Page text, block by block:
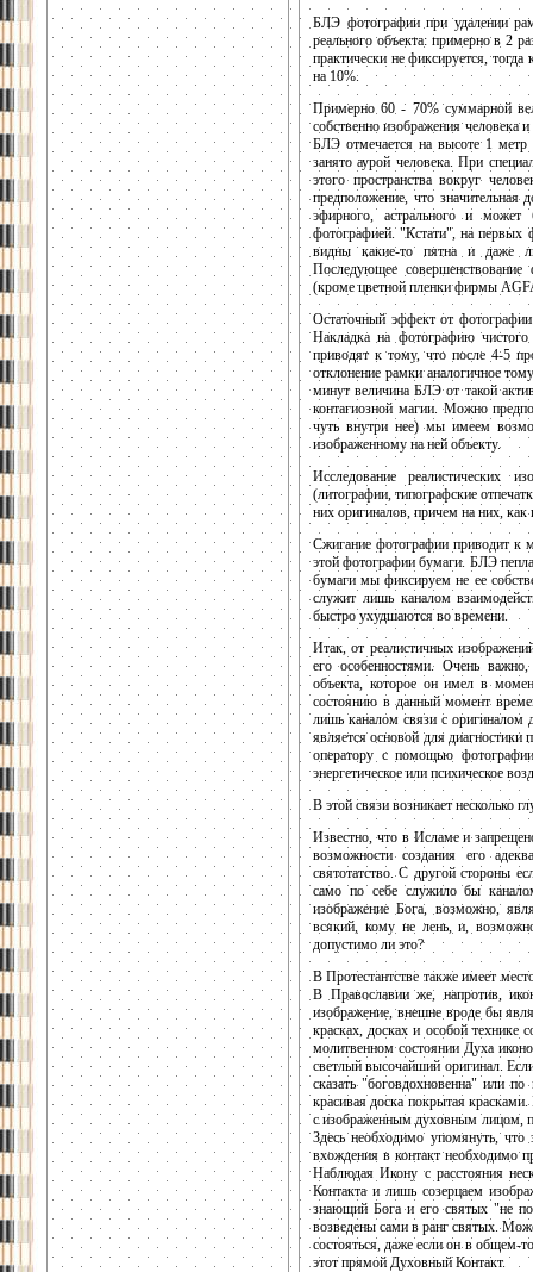
БЛЭ фотографии при удалении
реального объекта: примерно в 2
практически не фиксируется,
на 10%.
Примерно 60 - 70% суммарной
собственно изображения человека
БЛЭ отмечается на высоте 1 метр
занято аурой человека. При
этого пространства вокруг
предположение, что
эфирного, астрального и
фотографией. "Кстати", на
видны какие-то пятна и даже
Последующее совершенствование
(кроме цветной пленки фирмы
Остаточный эффект от
Накладка на фотографию
приводят к тому, что после 4-5
отклонение рамки аналогичное
минут величина БЛЭ от такой
контагиозной магии. Можно
чуть внутри нее) мы имеем
изображенному на ней объекту.
Исследование реалистических
(литографии, типографские
них оригиналов, причем на них,
Сжигание фотографии приводит к
этой фотографии бумаги. БЛЭ
бумаги мы фиксируем не ее
служит лишь каналом
быстро ухудшаются во времени.
Итак, от реалистичных
его особенностями. Очень
объекта, которое он имел в
состоянию в данный момент
лишь каналом связи с оригиналом
является основой для диагностики
оператору с помощью
энергетическое или психическое
В этой связи возникает несколько
Известно, что в Исламе и
возможности создания его
святотатство. С другой стороны
само по себе служило бы
изображение Бога, возможно,
всякий, кому не лень, и,
допустимо ли это?
В Протестантстве также имеет
В Православии же, напротив,
изображение, внешне вроде бы
красках, досках и особой технике
молитвенном состоянии Духа
светлый высочайший оригинал.
сказать "боговдохновенна" или
красивая доска покрытая
с изображенным духовным лицом,
Здесь необходимо упомянуть, что
вхождения в контакт необходимо
Наблюдая Икону с расстояния
Контакта и лишь созерцаем
знающий Бога и его святых "не
возведены сами в ранг святых.
состояться, даже если он в общем-
этот прямой Духовный Контакт.